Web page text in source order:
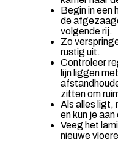
Begin in een
de
volgende rij.
Zo
rustig uit.
Controleer
lijn liggen
zitten om
Als alles ligt,
en kun je
Veeg het
nieuwe